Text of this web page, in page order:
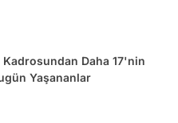
Kadrosundan Daha 17'nin
Yaşananlar